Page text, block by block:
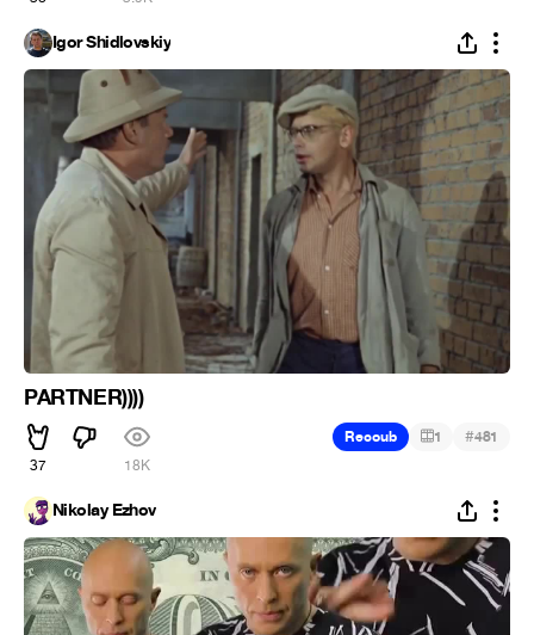
Igor Shidlovskiy
PARTNER))))
37 18K
Recoub 1 #481
Nikolay Ezhov